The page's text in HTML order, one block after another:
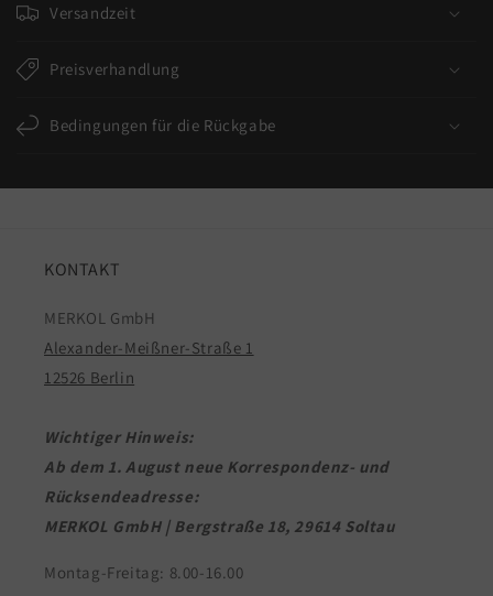
Versandzeit
Preisverhandlung
Bedingungen für die Rückgabe
KONTAKT
MERKOL GmbH
Alexander-Meißner-Straße 1
12526 Berlin
Wichtiger Hinweis:
Ab dem 1. August neue Korrespondenz- und
Rücksendeadresse:
MERKOL GmbH | Bergstraße 18, 29614 Soltau
Montag-Freitag: 8.00-16.00